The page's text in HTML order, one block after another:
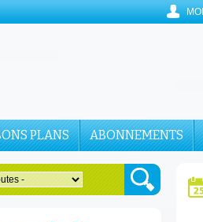
PLANS ABONNEMENTS